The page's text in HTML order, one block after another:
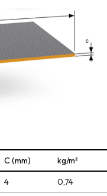
C (mm)
kg/m²
4
0,74